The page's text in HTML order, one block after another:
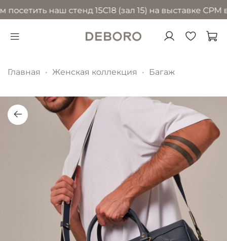
наш стенд 15С18 (зал 15) на выставке CPM
Главная Женская коллекция Багаж